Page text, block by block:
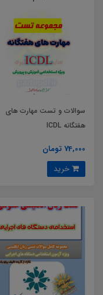
سوالات و تست مهارت های
هفتگانه ICDL
74,000 تومان